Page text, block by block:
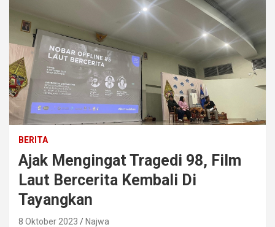
BERITA
Ajak Mengingat Tragedi 98, Film
Laut Bercerita Kembali Di
Tayangkan
8 Oktober 2023 Najwa